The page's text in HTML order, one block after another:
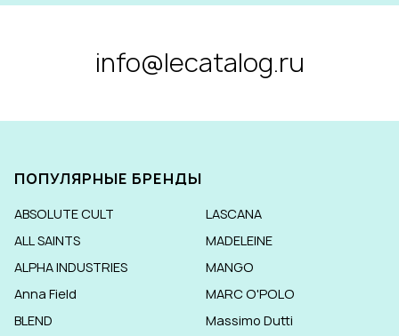
info@lecatalog.ru
ПОПУЛЯРНЫЕ БРЕНДЫ
ABSOLUTE CULT
ALL SAINTS
ALPHA INDUSTRIES
Anna Field
BLEND
LASCANA
MADELEINE
MANGO
MARC O'POLO
Massimo Dutti